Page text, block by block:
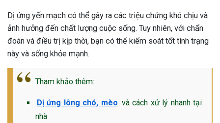
Dị ứng yến mạch có thể gây ra các triệu chứng khó chịu và
ảnh hưởng đến chất lượng cuộc sống. Tuy nhiên, với chẩn
đoán và điều trị kịp thời, bạn có thể kiểm soát tốt tình trạng
này và sống khỏe mạnh.
Tham khảo thêm:
Dị ứng lông chó, mèo và cách xử lý nhanh tại
nhà